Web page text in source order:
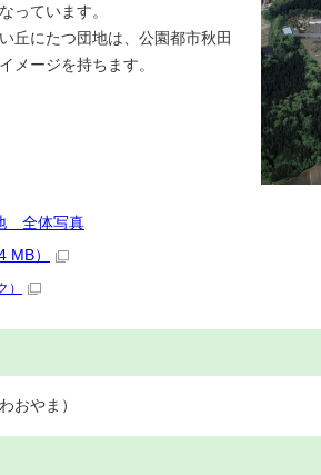
っています。
丘にたつ団地は、公園都市秋田
メージを持ちます。
全体写真
MB）
）
おやま）